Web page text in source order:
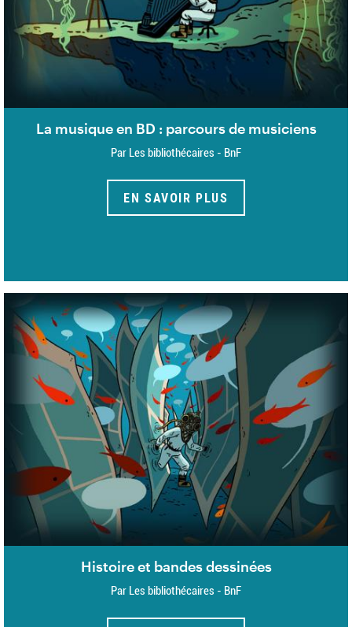
La musique en BD : parcours de musiciens
Par Les bibliothécaires - BnF
EN SAVOIR PLUS
Histoire et bandes dessinées
Par Les bibliothécaires - BnF